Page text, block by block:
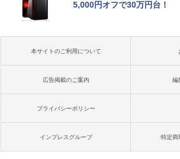
5,000円オフで30万円台！
本サイトのご利用について
広告掲載のご案内 編
プライバシーポリシー
インプレスグループ 特定商